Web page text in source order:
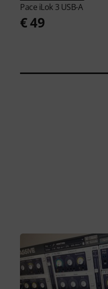
Pace iLok 3 USB-A
€ 49